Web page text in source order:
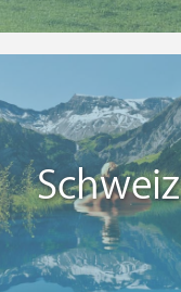
Schweiz